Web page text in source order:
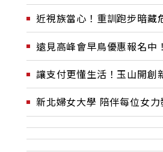
近視族當心！重訓跑步暗藏
遠見高峰會早鳥優惠報名中！
讓支付更懂生活！玉山開創
新北婦女大學 陪伴每位女力